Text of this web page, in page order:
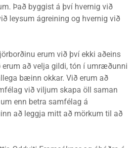
Það byggist á því hvernig við
leysum ágreining og hvernig við
erum við því ekki aðeins
að velja gildi, tón í umræðunni
bæinn okkar. Við erum að
við viljum skapa öll saman
enn betra samfélag á
að leggja mitt að mörkum til að